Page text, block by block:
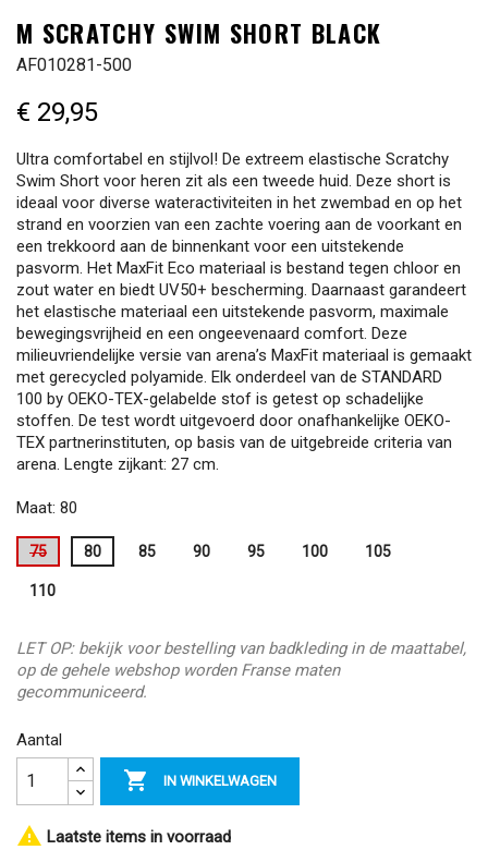
M SCRATCHY SWIM SHORT BLACK
AF010281-500
€ 29,95
Ultra comfortabel en stijlvol! De extreem elastische Scratchy
Swim Short voor heren zit als een tweede huid. Deze short is
ideaal voor diverse wateractiviteiten in het zwembad en op het
strand en voorzien van een zachte voering aan de voorkant en
een trekkoord aan de binnenkant voor een uitstekende
pasvorm. Het MaxFit Eco materiaal is bestand tegen chloor en
zout water en biedt UV50+ bescherming. Daarnaast garandeert
het elastische materiaal een uitstekende pasvorm, maximale
bewegingsvrijheid en een ongeevenaard comfort. Deze
milieuvriendelijke versie van arena’s MaxFit materiaal is gemaakt
met gerecycled polyamide. Elk onderdeel van de STANDARD
100 by OEKO-TEX-gelabelde stof is getest op schadelijke
stoffen. De test wordt uitgevoerd door onafhankelijke OEKO-
TEX partnerinstituten, op basis van de uitgebreide criteria van
arena. Lengte zijkant: 27 cm.
Maat: 80
75 80 85 90 95 100 105
110
LET OP: bekijk voor bestelling van badkleding in de maattabel,
op de gehele webshop worden Franse maten
gecommuniceerd.
Aantal
 IN WINKELWAGEN
 Laatste items in voorraad